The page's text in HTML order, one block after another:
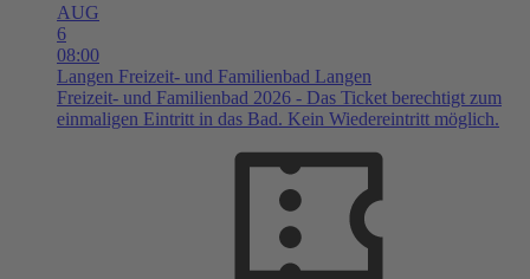
AUG
6
08:00
Langen Freizeit- und Familienbad Langen
Freizeit- und Familienbad 2026 - Das Ticket berechtigt zum
einmaligen Eintritt in das Bad. Kein Wiedereintritt möglich.